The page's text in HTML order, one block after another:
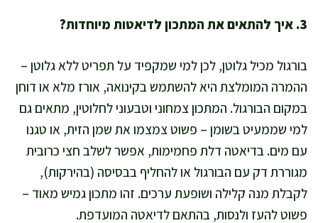
3. איך להתאים את המתכון לדיאטות מיוחדות?
בורגול מכיל גלוטן, לכן למי שמקפיד על תפריט ללא גלוטן –
ההמרה המומלצת היא להשתמש בקינואה, אורז מלא או דוחן
במקום הבורגול. המתכון צמחוני וטבעוני לחלוטין, מתאים גם
למי שממעיט בשומן – פשוט צמצמו את שמן הזית, או טגנו
עם מים. בדיאטה דלת פחמימות, אפשר לשלב חצי כרובית
מגוררת דק עם הבורגול או להחליף בבסיסה (בהירקות),
לקבלת מנה קלילה ושופעת ערכים. זהו מתכון גמיש מאוד –
פשוט להעז ולנסות, בהתאם לדיאטה המועדפת.